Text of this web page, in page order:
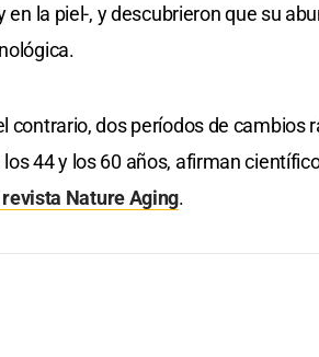
en la piel-, y descubrieron que su
contrario, dos períodos de cambios
44 y los 60 años, afirman
Nature Aging.